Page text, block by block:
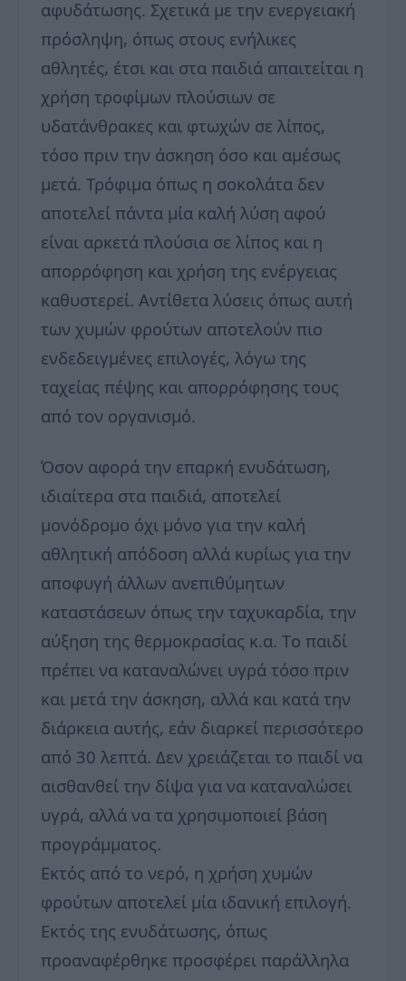
αφυδάτωσης. Σχετικά με την ενεργειακή
πρόσληψη, όπως στους ενήλικες
αθλητές, έτσι και στα παιδιά απαιτείται η
χρήση τροφίμων πλούσιων σε
υδατάνθρακες και φτωχών σε λίπος,
τόσο πριν την άσκηση όσο και αμέσως
μετά. Τρόφιμα όπως η σοκολάτα δεν
αποτελεί πάντα μία καλή λύση αφού
είναι αρκετά πλούσια σε λίπος και η
απορρόφηση και χρήση της ενέργειας
καθυστερεί. Αντίθετα λύσεις όπως αυτή
των χυμών φρούτων αποτελούν πιο
ενδεδειγμένες επιλογές, λόγω της
ταχείας πέψης και απορρόφησης τους
από τον οργανισμό.
Όσον αφορά την επαρκή ενυδάτωση,
ιδιαίτερα στα παιδιά, αποτελεί
μονόδρομο όχι μόνο για την καλή
αθλητική απόδοση αλλά κυρίως για την
αποφυγή άλλων ανεπιθύμητων
καταστάσεων όπως την ταχυκαρδία, την
αύξηση της θερμοκρασίας κ.α. Tο παιδί
πρέπει να καταναλώνει υγρά τόσο πριν
και μετά την άσκηση, αλλά και κατά την
διάρκεια αυτής, εάν διαρκεί περισσότερο
από 30 λεπτά. Δεν χρειάζεται το παιδί να
αισθανθεί την δίψα για να καταναλώσει
υγρά, αλλά να τα χρησιμοποιεί βάση
προγράμματος.
Εκτός από το νερό, η χρήση χυμών
φρούτων αποτελεί μία ιδανική επιλογή.
Εκτός της ενυδάτωσης, όπως
προαναφέρθηκε προσφέρει παράλληλα